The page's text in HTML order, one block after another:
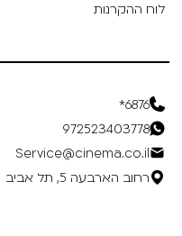
לוח ההקרנות
6876*
972523403778
Service@cinema.co.il
רחוב הארבעה 5, תל אביב